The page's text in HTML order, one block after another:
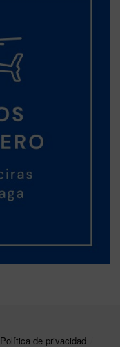
Política de privacidad